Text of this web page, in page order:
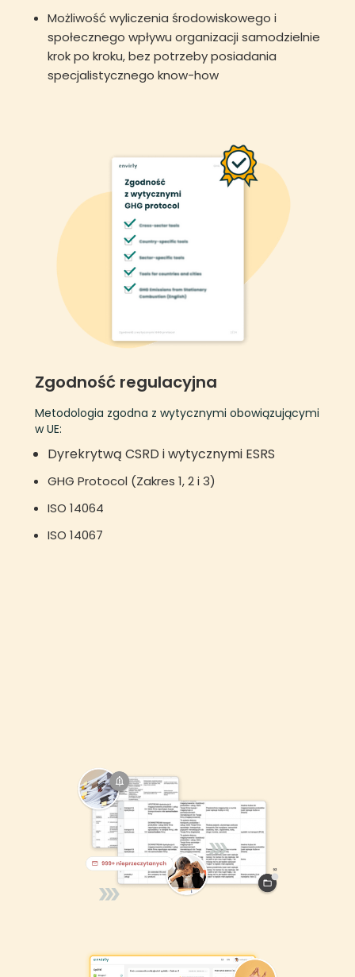
Możliwość wyliczenia środowiskowego i
społecznego wpływu organizacji samodzielnie
krok po kroku, bez potrzeby posiadania
specjalistycznego know-how
Zgodność regulacyjna
Metodologia zgodna z wytycznymi obowiązującymi
w UE:
Dyrekrytwą CSRD i wytycznymi ESRS
GHG Protocol (Zakres 1, 2 i 3)
ISO 14064
ISO 14067